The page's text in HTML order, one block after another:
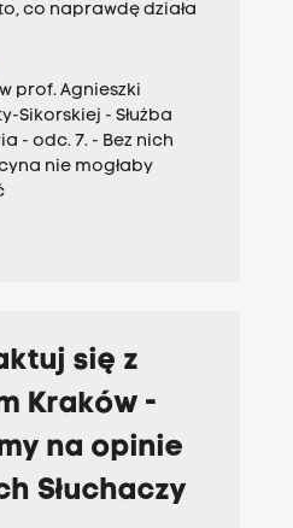
co naprawdę działa
prof. Agnieszki
Sikorskiej - Służba
- odc. 7. - Bez nich
nie mogłaby
się z
Kraków -
na opinie
Słuchaczy